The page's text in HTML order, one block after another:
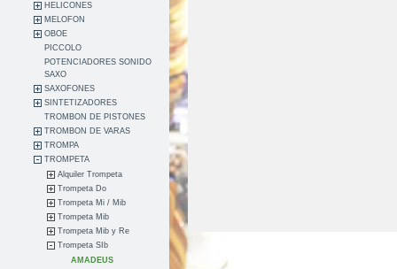
HELICONES
MELOFON
OBOE
PICCOLO
POTENCIADORES SONIDO
SAXO
SAXOFONES
SINTETIZADORES
TROMBON DE PISTONES
TROMBON DE VARAS
TROMPA
TROMPETA
Alquiler Trompeta
Trompeta Do
Trompeta Mi / Mib
Trompeta Mib
Trompeta Mib y Re
Trompeta SIb
AMADEUS